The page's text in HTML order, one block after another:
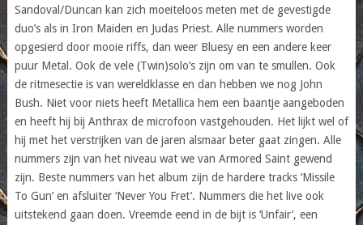
Sandoval/Duncan kan zich moeiteloos meten met de gevestigde
duo’s als in Iron Maiden en Judas Priest. Alle nummers worden
opgesierd door mooie riffs, dan weer Bluesy en een andere keer
puur Metal. Ook de vele (Twin)solo’s zijn om van te smullen. Ook
de ritmesectie is van wereldklasse en dan hebben we nog John
Bush. Niet voor niets heeft Metallica hem een baantje aangeboden
en heeft hij bij Anthrax de microfoon vastgehouden. Het lijkt wel of
hij met het verstrijken van de jaren alsmaar beter gaat zingen. Alle
nummers zijn van het niveau wat we van Armored Saint gewend
zijn. Beste nummers van het album zijn de hardere tracks ‘Missile
To Gun’ en afsluiter ‘Never You Fret’. Nummers die het live ook
uitstekend gaan doen. Vreemde eend in de bijt is ‘Unfair’, een